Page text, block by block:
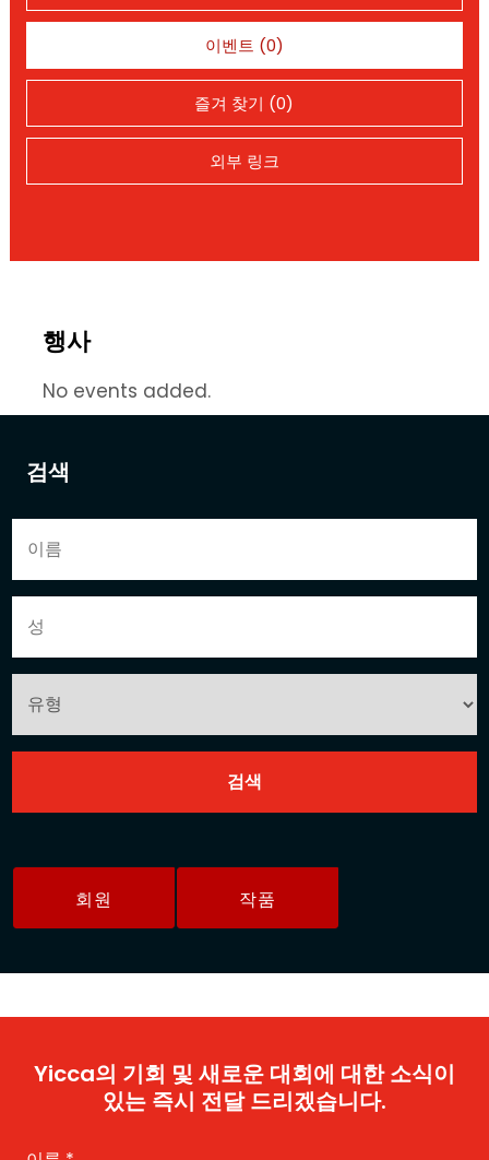
검색
회원 작품
이벤트 (0)
즐겨 찾기 (0)
외부 링크
행사
No events added.
Yicca의 기회 및 새로운 대회에 대한 소식이
있는 즉시 전달 드리겠습니다.